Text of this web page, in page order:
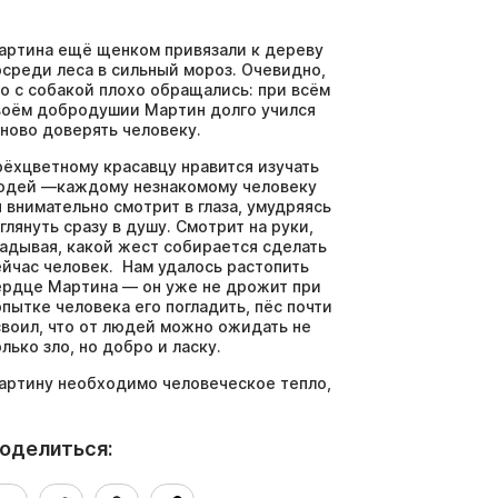
ещё щенком привязали к дереву
леса в сильный мороз. Очевидно,
c собакой плохо обращались: при всём
добродушии Мартин долго учился
доверять человеку.
красавцу нравится изучать
—каждому незнакомому человеку
внимательно смотрит в глаза, умудряясь
сразу в душу. Смотрит на руки,
какой жест собирается сделать
человек. Нам удалось растопить
Мартина — он уже не дрожит при
человека его погладить, пёс почти
что от людей можно ожидать не
зло, но добро и ласку.
необходимо человеческое тепло,
другом и что он сможет стать
и нужным